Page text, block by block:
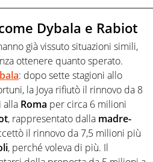
Dybala e Rabiot
già vissuto situazioni simili,
ottenere quanto sperato.
: dopo sette stagioni allo
la Joya rifiutò il rinnovo da 8
alla Roma per circa 6 milioni
, rappresentato dalla madre-
il rinnovo da 7,5 milioni più
, perché voleva di più. Il